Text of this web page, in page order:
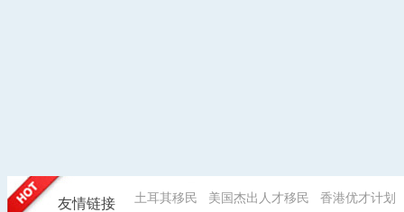
友情链接 土耳其移民 美国杰出人才移民 香港优才计划